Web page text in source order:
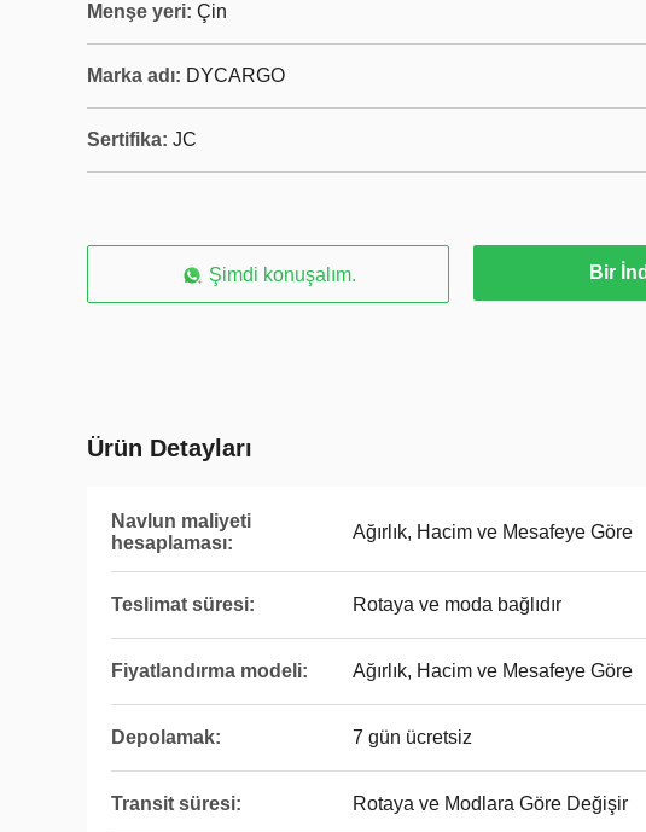
Menşe yeri: Çin
Marka adı: DYCARGO
Sertifika: JC
Şimdi konuşalım. Bir
Ürün Detayları
Navlun maliyeti
hesaplaması:
Ağırlık, Hacim ve Mesafeye Göre
Teslimat süresi: Rotaya ve moda bağlıdır
Fiyatlandırma modeli: Ağırlık, Hacim ve Mesafeye Göre
Depolamak: 7 gün ücretsiz
Transit süresi: Rotaya ve Modlara Göre Değişir